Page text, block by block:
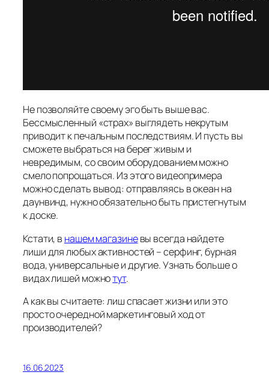
Не позволяйте своему эго быть выше вас.
Бессмысленный «страх» выглядеть некрутым
приводит к печальным последствиям. И пусть вы
сможете выбраться на берег живым и
невредимым, со своим оборудованием можно
смело попрощаться. Из этого видеопримера
можно сделать вывод: отправляясь в океан на
даунвинд, нужно обязательно быть пристегнутым
к доске.
Кстати, в нашем магазиневы всегда найдете
лиши для любых активностей – серфинг, бурная
вода, универсальные и другие. Узнать больше о
видах лишей можнотут.
А как вы считаете: лиш спасает жизни или это
просто очередной маркетинговый ход от
производителей?
16.06.2023